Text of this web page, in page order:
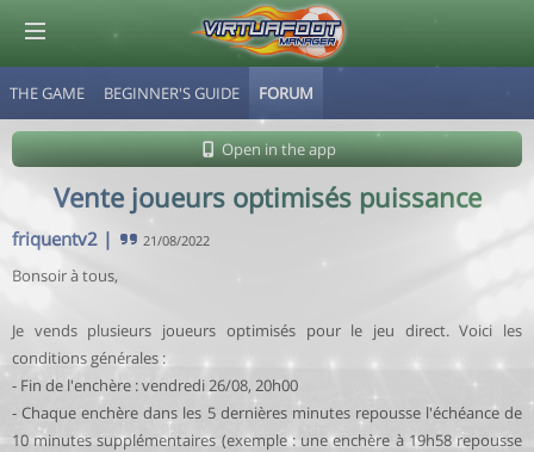
THE GAME BEGINNER'S GUIDE FORUM
Open in the app
Vente joueurs optimisés puissance
friquentv2 | 21/08/2022
Bonsoir à tous,
Je vends plusieurs joueurs optimisés pour le jeu direct. Voici les
conditions générales :
- Fin de l'enchère : vendredi 26/08, 20h00
- Chaque enchère dans les 5 dernières minutes repousse l'échéance de
10 minutes supplémentaires (exemple : une enchère à 19h58 repousse
© Virtuafoot Manager by Aymeric Le Corre 202608090812